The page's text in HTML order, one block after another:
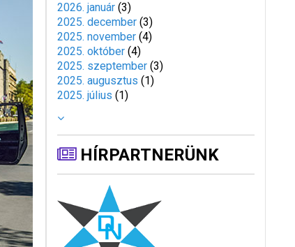
2026. január (3)
2025. december (3)
2025. november (4)
2025. október (4)
2025. szeptember (3)
2025. augusztus (1)
2025. július (1)
HÍRPARTNERÜNK